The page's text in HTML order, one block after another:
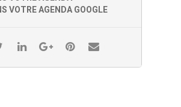
27 mars
VOTRE AGENDA GOOGLE